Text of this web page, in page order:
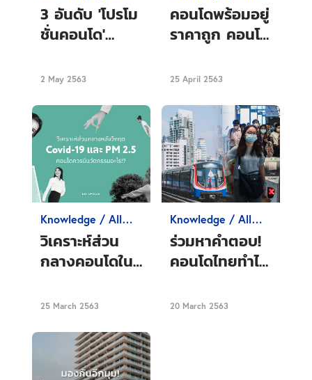
about Condo
3 อันดับ 'โปรโม
ชั่นคอนโด'
พฤษภาคม
และลดราคา
2 May 2563
about Condo
คอนโดพร้อมอยู่
ราคาถูก คอนโด
ชั่นคอนโด 2563
25 April 2563
Knowledge / All
about Condo
วิเคราะห์ส่วน
กลางคอนโดใน
วิกฤต Covid-
25 March 2563
Knowledge / All
about Condo
ร่วมหาคำตอบ!
คอนโดไทยทำไร
Covid-19
20 March 2563